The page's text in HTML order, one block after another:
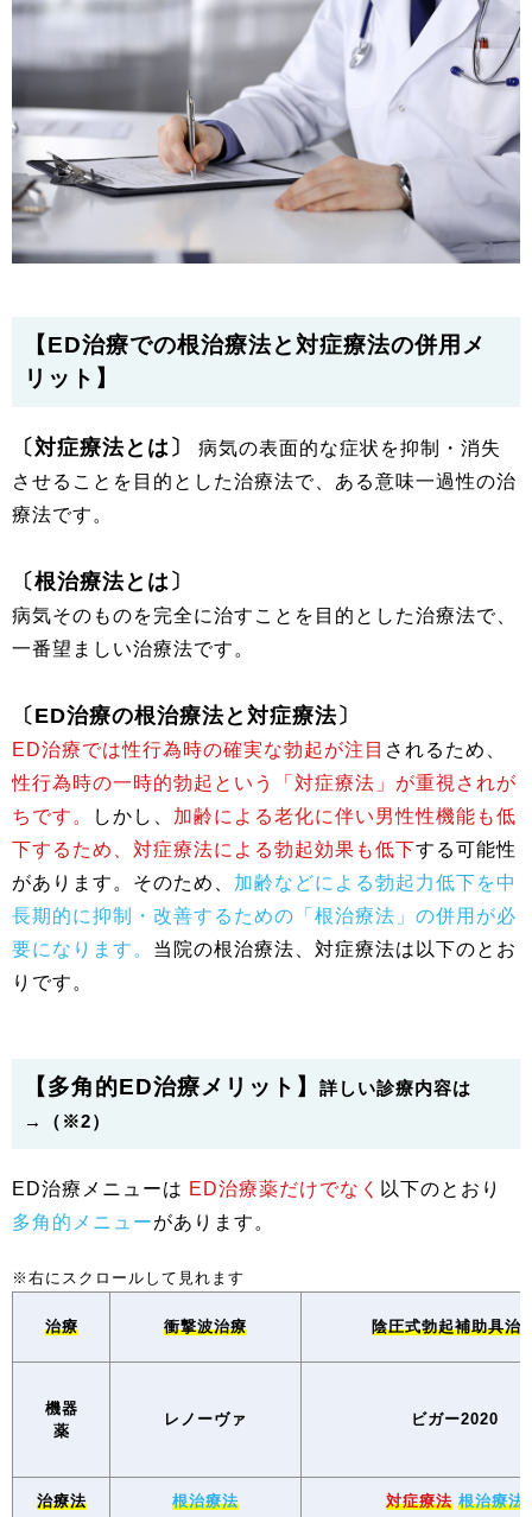
【ED治療での根治療法と対症療法の併用メ
リット】
〔対症療法とは〕
病気の表面的な症状を抑制・消失
させることを目的とした治療法で、ある意味一過性の治
療法です。
〔根治療法とは〕
病気そのものを完全に治すことを目的とした治療法で、
一番望ましい治療法です。
〔ED治療の根治療法と対症療法〕
ED治療では性行為時の確実な勃起が注目 されるため、
性行為時の一時的勃起という「対症療法」が重視されが
ちです。
しかし、 加齢による老化に伴い男性性機能も低
下するため、対症療法による勃起効果も低下する可能性
があります。そのため、 加齢などによる勃起力低下を中
長期的に抑制・改善するための「根治療法」の併用が必
要になります。 当院の根治療法、対症療法は以下のとお
りです。
【多角的ED治療メリット】
詳しい診療内容は
→（※2）
ED治療メニューは ED治療薬だけでなく 以下のとおり
多角的メニューがあります。
治療 衝撃波治療 陰圧式勃起補助具治
機器
薬
レノーヴァ ビガー2020
治療法 根治療法 対症療法 根治療法